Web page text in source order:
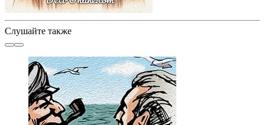
Слушайте также